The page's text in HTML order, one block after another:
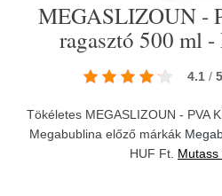
MEGASLIZOUN -
ragasztó 500 ml
4.1 / 5
Tökéletes MEGASLIZOUN - PVA
Megabublina előző márkák
HUF Ft.